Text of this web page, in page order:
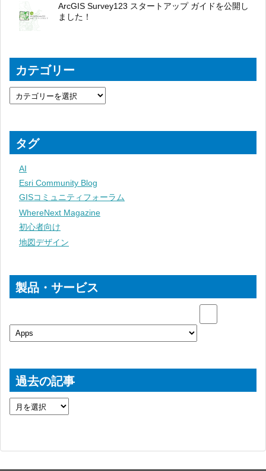
ArcGIS Survey123 スタートアップ ガイドを公開し
ました！
カテゴリー
タグ
AI
Esri Community Blog
GISコミュニティフォーラム
WhereNext Magazine
初心者向け
地図デザイン
製品・サービス
過去の記事